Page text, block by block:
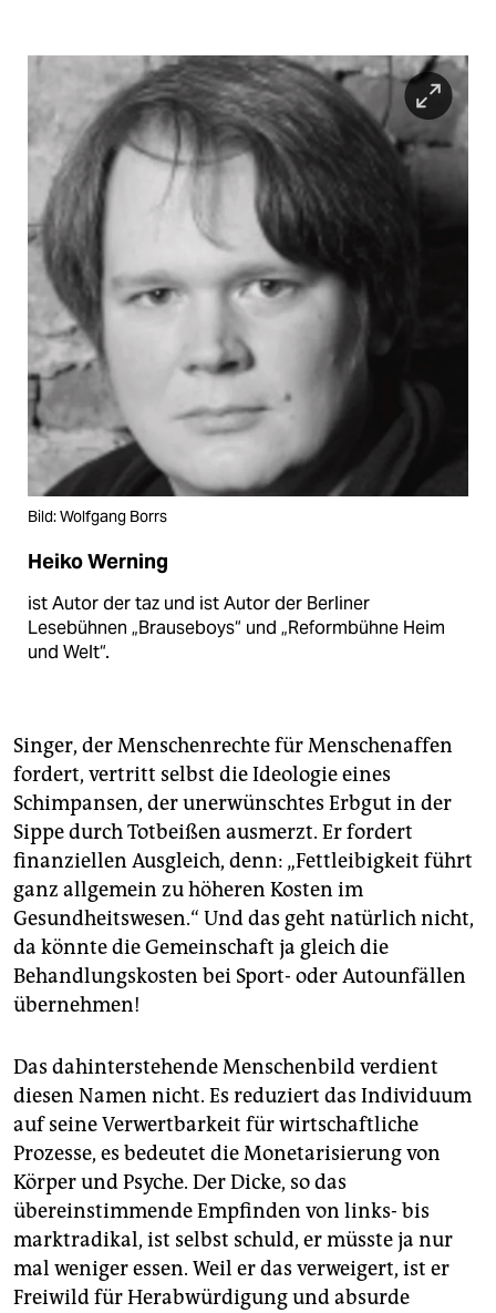
Bild: Wolfgang Borrs
Heiko Werning
ist Autor der taz und ist Autor der Berliner
Lesebühnen „Brauseboys“ und „Reformbühne Heim
und Welt“.
Singer, der Menschenrechte für Menschenaffen
fordert, vertritt selbst die Ideologie eines
Schimpansen, der unerwünschtes Erbgut in der
Sippe durch Totbeißen ausmerzt. Er fordert
finanziellen Ausgleich, denn: „Fettleibigkeit führt
ganz allgemein zu höheren Kosten im
Gesundheitswesen.“ Und das geht natürlich nicht,
da könnte die Gemeinschaft ja gleich die
Behandlungskosten bei Sport- oder Autounfällen
übernehmen!
Das dahinterstehende Menschenbild verdient
diesen Namen nicht. Es reduziert das Individuum
auf seine Verwertbarkeit für wirtschaftliche
Prozesse, es bedeutet die Monetarisierung von
Körper und Psyche. Der Dicke, so das
übereinstimmende Empfinden von links- bis
marktradikal, ist selbst schuld, er müsste ja nur
mal weniger essen. Weil er das verweigert, ist er
Freiwild für Herabwürdigung und absurde